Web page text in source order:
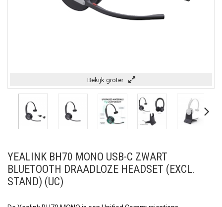
Bekijk groter
YEALINK BH70 MONO USB-C ZWART
BLUETOOTH DRAADLOZE HEADSET (EXCL.
STAND) (UC)